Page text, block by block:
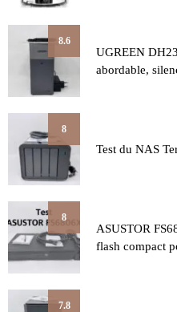
8.6
UGREEN
abordable,
8
Test du NAS
8
ASUSTOR
flash compact
7.8